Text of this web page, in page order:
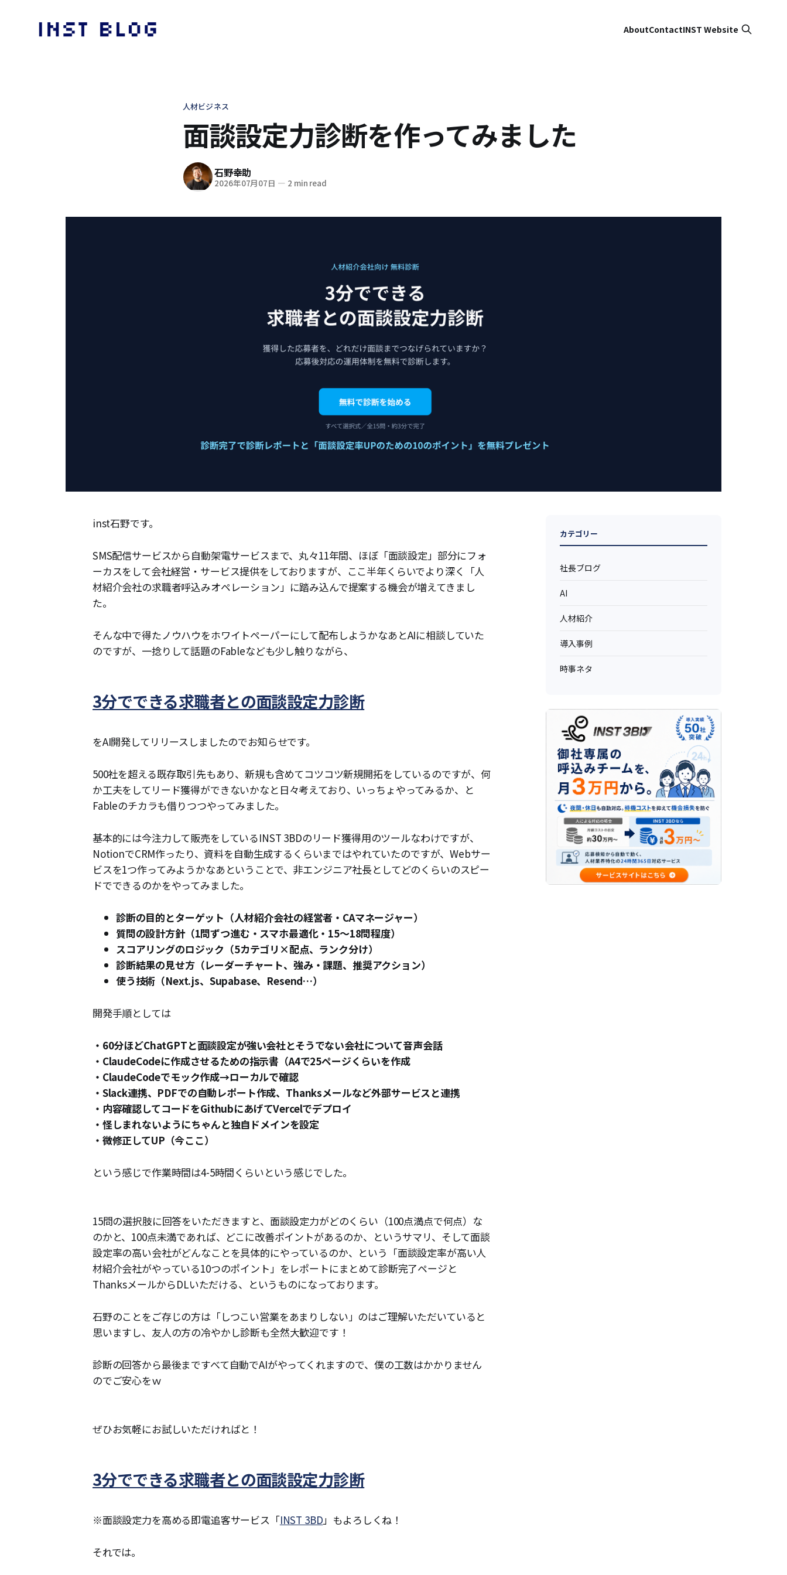
AboutContactINST Website
人材ビジネス
面談設定力診断を作ってみました
石野幸助
2026年07月07日 — 2 min read
inst石野です。
SMS配信サービスから自動架電サービスまで、丸々11年間、ほぼ「面談設定」部分にフォ
ーカスをして会社経営・サービス提供をしておりますが、ここ半年くらいでより深く「人
材紹介会社の求職者呼込みオペレーション」に踏み込んで提案する機会が増えてきまし
た。
そんな中で得たノウハウをホワイトペーパーにして配布しようかなあとAIに相談していた
のですが、一捻りして話題のFableなども少し触りながら、
3分でできる求職者との面談設定力診断
をAI開発してリリースしましたのでお知らせです。
500社を超える既存取引先もあり、新規も含めてコツコツ新規開拓をしているのですが、何
か工夫をしてリード獲得ができないかなと日々考えており、いっちょやってみるか、と
Fableのチカラも借りつつやってみました。
基本的には今注力して販売をしているINST 3BDのリード獲得用のツールなわけですが、
NotionでCRM作ったり、資料を自動生成するくらいまではやれていたのですが、Webサー
ビスを1つ作ってみようかなあということで、非エンジニア社長としてどのくらいのスピー
ドでできるのかをやってみました。
診断の目的とターゲット（人材紹介会社の経営者・CAマネージャー）
質問の設計方針（1問ずつ進む・スマホ最適化・15〜18問程度）
スコアリングのロジック（5カテゴリ×配点、ランク分け）
診断結果の見せ方（レーダーチャート、強み・課題、推奨アクション）
使う技術（Next.js、Supabase、Resend…）
開発手順としては
・60分ほどChatGPTと面談設定が強い会社とそうでない会社について音声会話
・ClaudeCodeに作成させるための指示書（A4で25ページくらいを作成
・ClaudeCodeでモック作成→ローカルで確認
・Slack連携、PDFでの自動レポート作成、Thanksメールなど外部サービスと連携
・内容確認してコードをGithubにあげてVercelでデプロイ
・怪しまれないようにちゃんと独自ドメインを設定
・微修正してUP（今ここ）
という感じで作業時間は4-5時間くらいという感じでした。
15問の選択肢に回答をいただきますと、面談設定力がどのくらい（100点満点で何点）な
のかと、100点未満であれば、どこに改善ポイントがあるのか、というサマリ、そして面談
設定率の高い会社がどんなことを具体的にやっているのか、という「面談設定率が高い人
材紹介会社がやっている10つのポイント」をレポートにまとめて診断完了ページと
ThanksメールからDLいただける、というものになっております。
石野のことをご存じの方は「しつこい営業をあまりしない」のはご理解いただいていると
思いますし、友人の方の冷やかし診断も全然大歓迎です！
診断の回答から最後まですべて自動でAIがやってくれますので、僕の工数はかかりません
のでご安心をｗ
ぜひお気軽にお試しいただければと！
3分でできる求職者との面談設定力診断
※面談設定力を高める即電追客サービス「INST 3BD」もよろしくね！
それでは。
カテゴリー
社長ブログ
AI
人材紹介
導入事例
時事ネタ